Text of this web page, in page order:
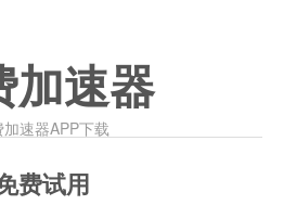
加速器
加速器APP下载
费试用